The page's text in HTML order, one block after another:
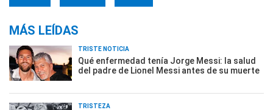
MÁS LEÍDAS
TRISTE NOTICIA
Qué enfermedad tenía Jorge Messi: la salud
del padre de Lionel Messi antes de su muerte
TRISTEZA